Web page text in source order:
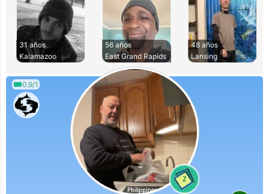
31 años
Kalamazoo
56 años
East Grand Rapids
48 años
Lansing
0.9/1
2